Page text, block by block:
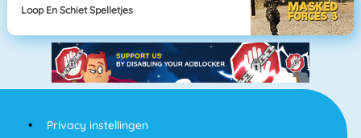
Loop En Schiet Spelletjes
Privacy instellingen